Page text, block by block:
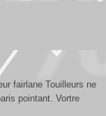
fairlane Touilleurs ne
pointant. Vortre